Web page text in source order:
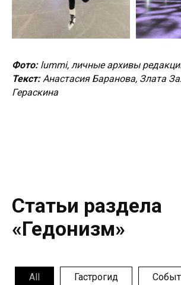
Фото: lummi, личные архивы
Текст:Анастасия Баранова, Злата
Гераскина
Статьи раздела
«Гедонизм»
All Гастрогид